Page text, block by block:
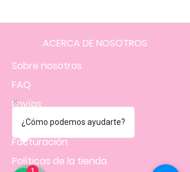
ACERCA DE NOSOTROS
Sobre nosotros
FAQ
Envíos
Contacto
Facturación
Políticas de la tienda
¿Cómo podemos ayudarte?